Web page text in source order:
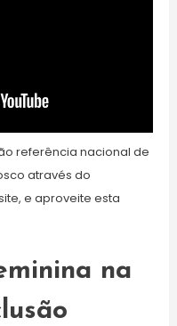
referência nacional de
através do
e aproveite esta
na